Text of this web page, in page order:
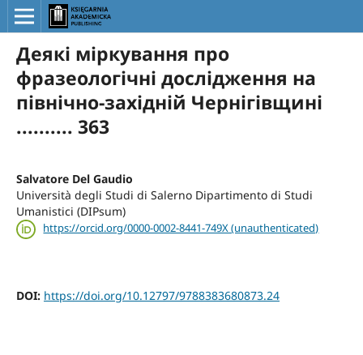
Деякі міркування про
фразеологічні дослідження на
північно-західній Чернігівщині
.......... 363
Salvatore Del Gaudio
Università degli Studi di Salerno Dipartimento di Studi
Umanistici (DIPsum)
https://orcid.org/0000-0002-8441-749X (unauthenticated)
DOI: https://doi.org/10.12797/9788383680873.24